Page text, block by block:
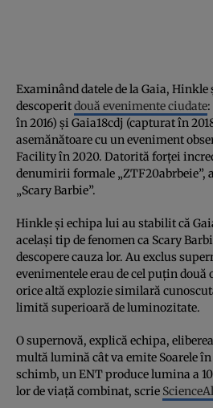
Examinând datele de la Gaia, Hinkle
descoperitdouă evenimente ciudate
în 2016) și Gaia18cdj (capturat în
asemănătoare cu un eveniment
Facility în 2020. Datorită forței
denumirii formale
„Scary Barbie”.
Hinkle și echipa lui au stabilit că
același tip de fenomen ca Scary
descopere cauza lor. Au exclus
evenimentele erau de cel puțin
orice altă explozie similară
limită superioară de luminozitate.
O supernovă, explică echipa,
multă lumină cât va emite Soarele
schimb, un ENT produce lumina a
lor de viață combinat, scrie